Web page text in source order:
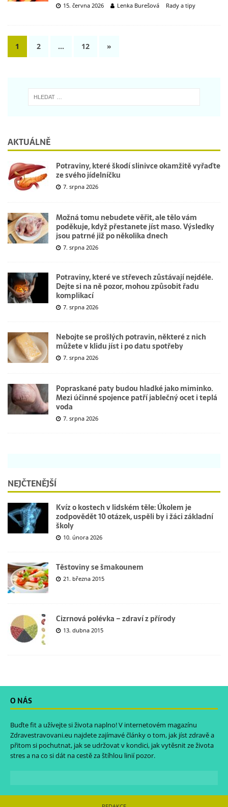
15. června 2026 Lenka Burešová Rady a tipy
1 2 … 12 »
AKTUÁLNĚ
Potraviny, které škodí slinivce okamžitě vyřaďte
ze svého jídelníčku
7. srpna 2026
Možná tomu nebudete věřit, ale tělo vám
poděkuje, když přestanete jíst maso. Výsledky
jsou patrné již po několika dnech
7. srpna 2026
Potraviny, které ve střevech zůstávají nejdéle.
Dejte si na ně pozor, mohou způsobit řadu
komplikací
7. srpna 2026
Nebojte se prošlých potravin, některé z nich
můžete v klidu jíst i po datu spotřeby
7. srpna 2026
Popraskané paty budou hladké jako miminko.
Mezi účinné spojence patří jablečný ocet i teplá
voda
7. srpna 2026
NEJČTENĚJŠÍ
Kvíz o kostech v lidském těle: Úkolem je
zodpovědět 10 otázek, uspěli by i žáci základní
školy
10. února 2026
Těstoviny se šmakounem
21. března 2015
Cizrnová polévka – zdraví z přírody
13. dubna 2015
O NÁS
Buďte fit a užívejte si života naplno! V internetovém magazínu
Zdravestravovani.eu najdete zajímavé články o tom, jak jíst zdravě a
přitom si pochutnat, jak se udržovat v kondici, jak vytěsnit ze života
stres a na co si dát na cestě za štíhlou linií pozor.